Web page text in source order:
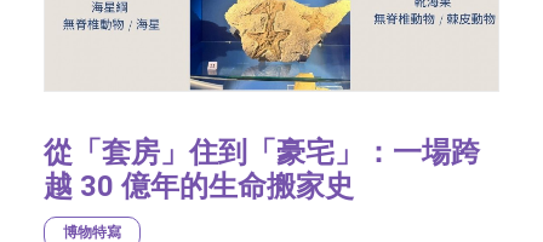
從「套房」住到「豪宅」：一場跨
越 30 億年的生命搬家史
博物特寫